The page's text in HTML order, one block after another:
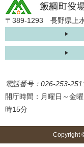
〒389-1293 長野県上
電話番号：026-253-
開庁時間：月曜日～金
時15分
Copyright